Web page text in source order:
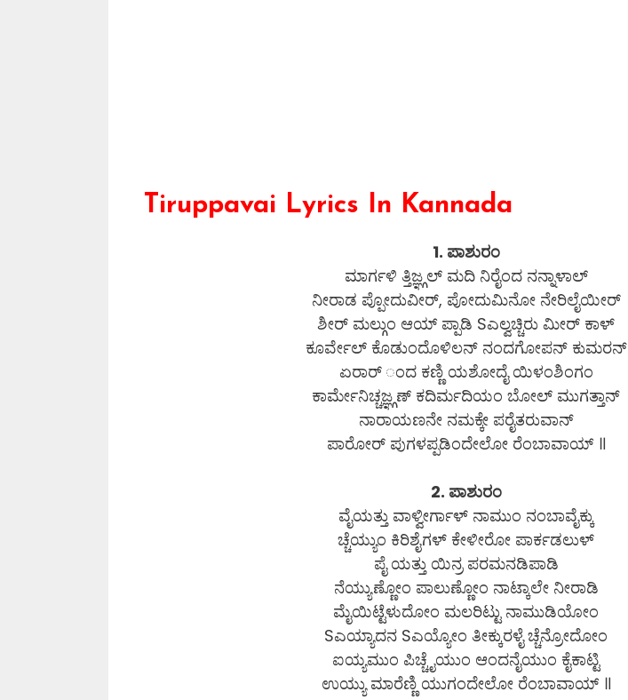
Tiruppavai Lyrics In Kannada
1. ಪಾಶುರಂ
ಮಾರ್ಗಳಿ ತ್ತಿಜ್ಞ್ಗಲ್ ಮದಿ ನಿರೈಂದ ನನ್ನಾಳಾಲ್
ನೀರಾಡ ಪ್ಪೋದುವೀರ್, ಪೋದುಮಿನೋ ನೇರಿಲೈಯೀರ್
ಶೀರ್ ಮಲ್ಗುಂ ಆಯ್ ಪ್ಪಾಡಿ Sಎಲ್ವಚ್ಚಿರು ಮೀರ್ ಕಾಳ್
ಕೂರ್ವೇಲ್ ಕೊಡುಂದೊಳಿಲನ್ ನಂದಗೋಪನ್ ಕುಮರನ್
ಏರಾರ್ ಂದ ಕಣ್ಣಿ ಯಶೋದೈ ಯಿಳಂಶಿಂಗಂ
ಕಾರ್ಮೇನಿಚ್ಚಜ್ಞ್ಗಣ್ ಕದಿರ್ಮದಿಯಂ ಬೋಲ್ ಮುಗತ್ತಾನ್
ನಾರಾಯಣನೇ ನಮಕ್ಕೇ ಪರೈತರುವಾನ್
ಪಾರೋರ್ ಪುಗಳಪ್ಪಡಿಂದೇಲೋ ರೆಂಬಾವಾಯ್ ॥
2. ಪಾಶುರಂ
ವೈಯತ್ತು ವಾಳ್ವೀರ್ಗಾಳ್ ನಾಮುಂ ನಂಬಾವೈಕ್ಕು
ಚ್ಚೆಯ್ಯುಂ ಕಿರಿಶೈಗಳ್ ಕೇಳೀರೋ ಪಾರ್ಕಡಲುಳ್
ಪೈ ಯತ್ತು ಯಿನ್ರ ಪರಮನಡಿಪಾಡಿ
ನೆಯ್ಯುಣ್ಣೋಂ ಪಾಲುಣ್ಣೋಂ ನಾಟ್ಕಾಲೇ ನೀರಾಡಿ
ಮೈಯಿಟ್ಟೆಳುದೋಂ ಮಲರಿಟ್ಟು ನಾಮುಡಿಯೋಂ
Sಎಯ್ಯಾದನ Sಎಯ್ಯೋಂ ತೀಕ್ಕುರಳೈ ಚ್ಚೆನ್ರೋದೋಂ
ಐಯ್ಯಮುಂ ಪಿಚ್ಚೈಯುಂ ಆಂದನೈಯುಂ ಕೈಕಾಟ್ಟಿ
ಉಯ್ಯು ಮಾರೆಣ್ಣಿ ಯುಗಂದೇಲೋ ರೆಂಬಾವಾಯ್ ॥